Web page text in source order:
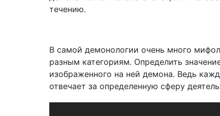
течению.
В самой демонологии очень много
разным категориям. Определить
изображенного на ней демона. Ведь
отвечает за определенную сферу